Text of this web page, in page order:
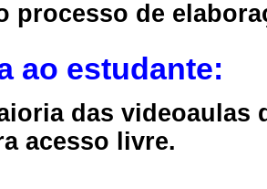
processo de
ao estudante:
das videoaulas
acesso livre.